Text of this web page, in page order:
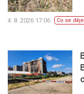
4. 8. 2026 17:06 Co se děje